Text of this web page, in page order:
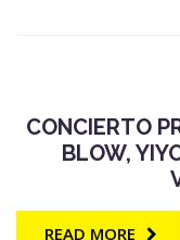
CONCIERTO
BLOW,
READ MORE